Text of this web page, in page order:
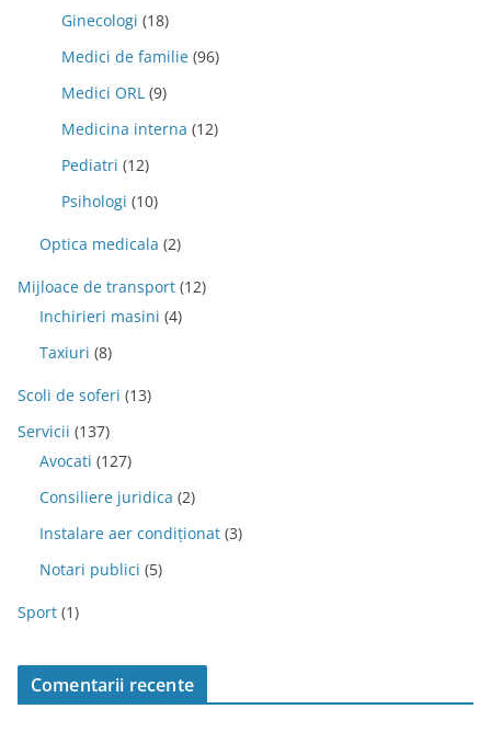
Ginecologi (18)
Medici de familie (96)
Medici ORL (9)
Medicina interna (12)
Pediatri (12)
Psihologi (10)
Optica medicala (2)
Mijloace de transport (12)
Inchirieri masini (4)
Taxiuri (8)
Scoli de soferi (13)
Servicii (137)
Avocati (127)
Consiliere juridica (2)
Instalare aer condiționat (3)
Notari publici (5)
Sport (1)
Comentarii recente